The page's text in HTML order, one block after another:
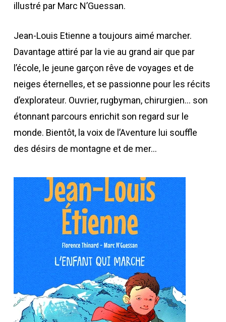
illustré par Marc N’Guessan.
Jean-Louis Etienne a toujours aimé marcher.
Davantage attiré par la vie au grand air que par
l’école, le jeune garçon rêve de voyages et de
neiges éternelles, et se passionne pour les récits
d’explorateur. Ouvrier, rugbyman, chirurgien… son
étonnant parcours enrichit son regard sur le
monde. Bientôt, la voix de l’Aventure lui souffle
des désirs de montagne et de mer…